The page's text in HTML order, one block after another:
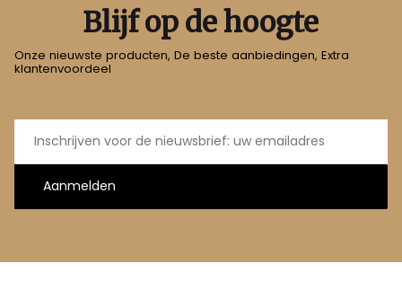
Blijf op de hoogte
Onze nieuwste producten, De beste aanbiedingen, Extra
klantenvoordeel
E-
mailadres
Aanmelden